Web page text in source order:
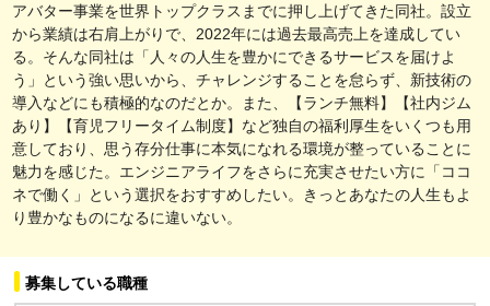
アバター事業を世界トップクラスまでに押し上げてきた同社。設立
から業績は右肩上がりで、2022年には過去最高売上を達成してい
る。そんな同社は「人々の人生を豊かにできるサービスを届けよ
う」という強い思いから、チャレンジすることを怠らず、新技術の
導入などにも積極的なのだとか。また、【ランチ無料】【社内ジム
あり】【育児フリータイム制度】など独自の福利厚生をいくつも用
意しており、思う存分仕事に本気になれる環境が整っていることに
魅力を感じた。エンジニアライフをさらに充実させたい方に「ココ
ネで働く」という選択をおすすめしたい。きっとあなたの人生もよ
り豊かなものになるに違いない。
募集している職種